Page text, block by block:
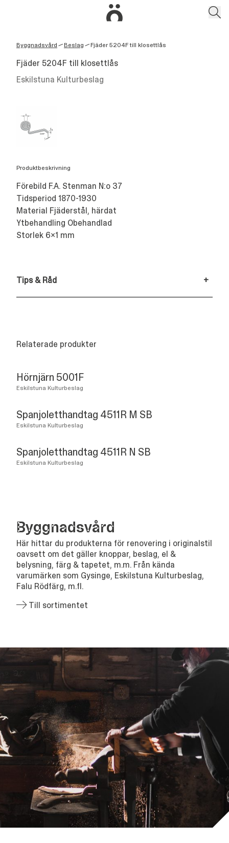
Byggnadsvård /Beslag /Fjäder 5204F till klosettlås
Fjäder 5204F till klosettlås
Eskilstuna Kulturbeslag
Produktbeskrivning
Förebild F.A. Stenman N:o 37
Tidsperiod 1870-1930
Material Fjäderstål, härdat
Ytbehandling Obehandlad
Storlek 6x1 mm
Tips & Råd +
Relaterade produkter
Hörnjärn 5001F
Eskilstuna Kulturbeslag
Spanjoletthandtag 4511R M SB
Eskilstuna Kulturbeslag
Spanjoletthandtag 4511R N SB
Eskilstuna Kulturbeslag
Bygg­nads­vård
Här hittar du produkterna för renovering i originalstil
oavsett om det gäller knoppar, beslag, el &
belysning, färg & tapetet, m.m. Från kända
varumärken som Gysinge, Eskilstuna Kulturbeslag,
Falu Rödfärg, m.fl.
Till sortimentet